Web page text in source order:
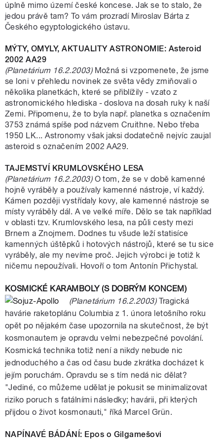
úplně mimo území české koncese. Jak se to stalo, že
jedou právě tam? To vám prozradí Miroslav Bárta z
Českého egyptologického ústavu.
MÝTY, OMYLY, AKTUALITY ASTRONOMIE: Asteroid
2002 AA29
(Planetárium 16.2.2003)Možná si vzpomenete, že jsme
se loni v přehledu novinek ze světa vědy zmiňovali o
několika planetkách, které se přiblížily - vzato z
astronomického hlediska - doslova na dosah ruky k naší
Zemi. Připomenu, že to byla např. planetka s označením
3753 známá spíše pod názvem Cruithne. Nebo třeba
1950 LK... Astronomy však jaksi dodatečně nejvíc zaujal
asteroid s označením 2002 AA29.
TAJEMSTVÍ KRUMLOVSKÉHO LESA
(Planetárium 16.2.2003)O tom, že se v době kamenné
hojně vyráběly a používaly kamenné nástroje, ví každý.
Kámen později vystřídaly kovy, ale kamenné nástroje se
místy vyráběly dál. A ve velké míře. Dělo se tak například
v oblasti tzv. Krumlovského lesa, na půli cesty mezi
Brnem a Znojmem. Dodnes tu všude leží statisíce
kamenných úštěpků i hotových nástrojů, které se tu sice
vyráběly, ale my nevíme proč. Jejich výrobci je totiž k
ničemu nepoužívali. Hovoří o tom Antonín Přichystal.
KOSMICKÉ KARAMBOLY (S DOBRÝM KONCEM)
(Planetárium 16.2.2003)Tragická
havárie raketoplánu Columbia z 1. února letošního roku
opět po nějakém čase upozornila na skutečnost, že být
kosmonautem je opravdu velmi nebezpečné povolání.
Kosmická technika totiž není a nikdy nebude nic
jednoduchého a čas od času bude zkrátka docházet k
jejím poruchám. Opravdu se s tím nedá nic dělat?
"Jediné, co můžeme udělat je pokusit se minimalizovat
riziko poruch s fatálními následky; havárii, při kterých
přijdou o život kosmonauti," říká Marcel Grün.
NAPÍNAVÉ BÁDÁNÍ: Epos o Gilgamešovi